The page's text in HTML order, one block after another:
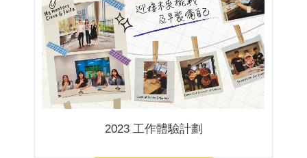
2023 工作體驗計劃